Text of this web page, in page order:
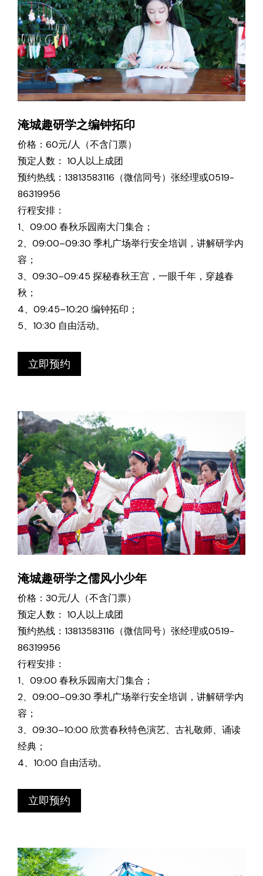
淹城趣研学之编钟拓印
价格：60元/人（不含门票）
预定人数： 10人以上成团
预约热线：13813583116（微信同号）张经理或0519-
86319956
行程安排：
1、09:00 春秋乐园南大门集合；
2、09:00–09:30 季札广场举行安全培训，讲解研学内
容；
3、09:30–09:45 探秘春秋王宫，一眼千年，穿越春
秋；
4、09:45–10:20 编钟拓印；
5、10:30 自由活动。
立即预约
淹城趣研学之儒风小少年
价格：30元/人（不含门票）
预定人数： 10人以上成团
预约热线：13813583116（微信同号）张经理或0519-
86319956
行程安排：
1、09:00 春秋乐园南大门集合；
2、09:00–09:30 季札广场举行安全培训，讲解研学内
容；
3、09:30–10:00 欣赏春秋特色演艺、古礼敬师、诵读
经典；
4、10:00 自由活动。
立即预约